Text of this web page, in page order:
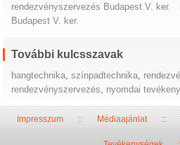
rendezvényszervezés Budapest V. ker.
Budapest V. ker.
További kulcsszavak
hangtechnika ,színpadtechnika
rendezvényszervezés
nyomdai
Impresszum::Médiaajánlat::